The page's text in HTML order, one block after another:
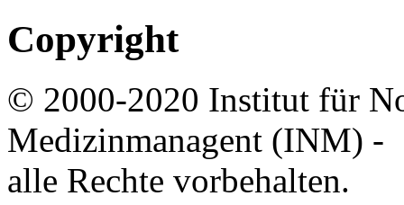
Copyright
© 2000-2020 Institut für
Medizinmanagent (INM) -
alle Rechte vorbehalten.